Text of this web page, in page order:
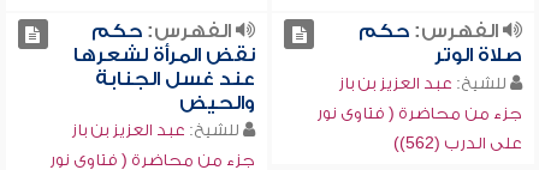
الفهرس:حكم
صلاة الوتر
للشيخ: عبد العزيز بن باز
جزء من محاضرة ( فتاوى نور
على الدرب (562))
الفهرس:حكم
نقض المرأة لشعرها
عند غسل الجنابة
والحيض
للشيخ: عبد العزيز بن باز
جزء من محاضرة ( فتاوى نور